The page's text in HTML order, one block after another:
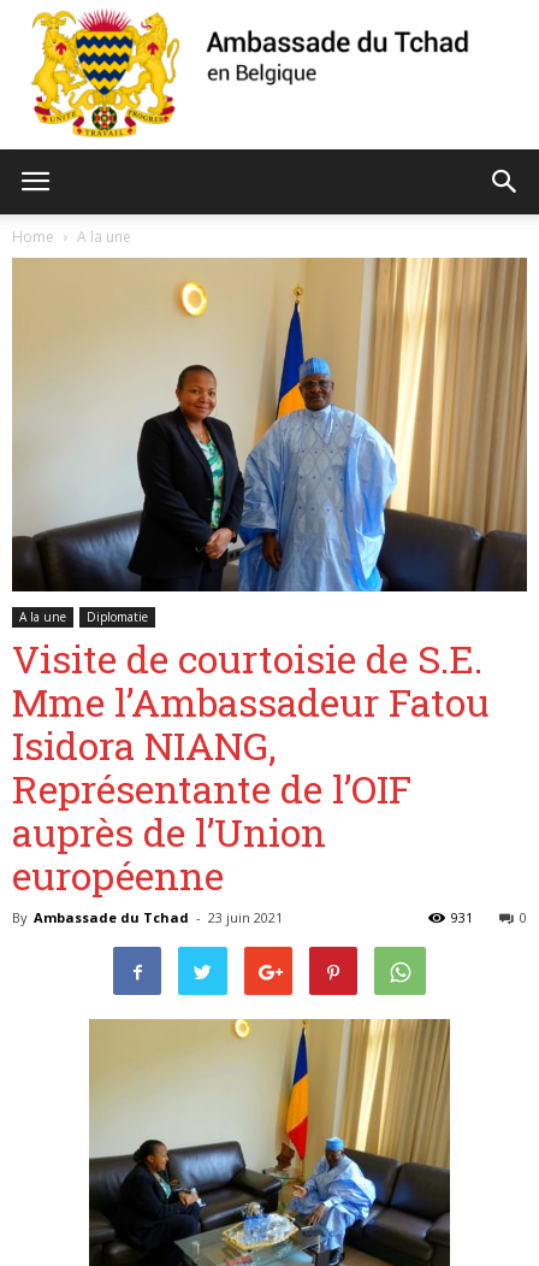
Tchad
de
Home A la une
A la une Diplomatie
Visite de courtoisie de S.E.
Mme l’Ambassadeur Fatou
Isidora NIANG,
Représentante de l’OIF
auprès de l’Union
européenne
By Ambassade du Tchad - 23 juin 2021 0
931